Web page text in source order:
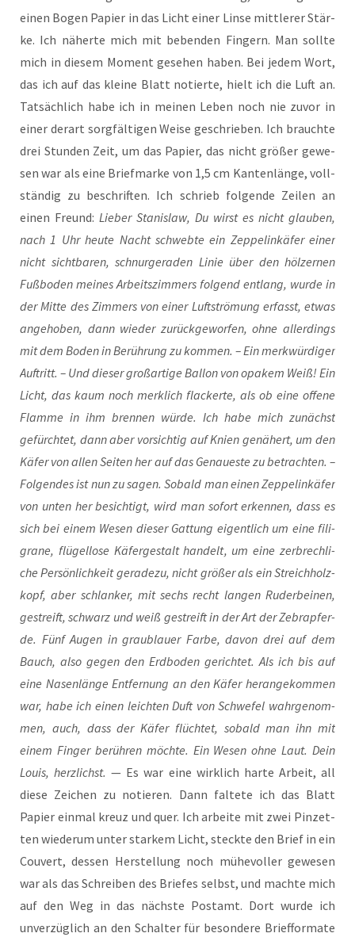
einen Bogen Papier in das Licht einer Lin­se mitt­le­rer Stär­
ke. Ich näher­te mich mit beben­den Fin­gern. Man soll­te
mich in die­sem Moment gese­hen haben. Bei jedem Wort,
das ich auf das klei­ne Blatt notier­te, hielt ich die Luft an.
Tat­säch­lich habe ich in mei­nen Leben noch nie zuvor in
einer der­art sorg­fäl­ti­gen Wei­se geschrie­ben. Ich brauch­te
drei Stun­den Zeit, um das Papier, das nicht grö­ßer gewe­
sen war als eine Brief­mar­ke von 1,5 cm Kan­ten­län­ge, voll­
stän­dig zu beschrif­ten. Ich schrieb fol­gen­de Zei­len an
einen Freund: Lie­ber Sta­nis­law, Du wirst es nicht glau­ben,
nach 1 Uhr heu­te Nacht schweb­te ein Zep­pel­in­kä­fer einer
nicht sicht­ba­ren, schnur­ge­ra­den Linie über den höl­zer­nen
Fuß­bo­den mei­nes Arbeits­zim­mers fol­gend ent­lang, wur­de in
der Mit­te des Zim­mers von einer Luft­strö­mung erfasst, etwas
ange­ho­ben, dann wie­der zurück­ge­wor­fen, ohne aller­dings
mit dem Boden in Berüh­rung zu kom­men. – Ein merk­wür­di­ger
Auf­tritt. – Und die­ser groß­ar­ti­ge Bal­lon von opa­k­em Weiß! Ein
Licht, das kaum noch merk­lich fla­cker­te, als ob eine offe­ne
Flam­me in ihm bren­nen wür­de. Ich habe mich zunächst
gefürch­tet, dann aber vor­sich­tig auf Knien genä­hert, um den
Käfer von allen Sei­ten her auf das Genau­es­te zu betrach­ten. –
Fol­gen­des ist nun zu sagen. Sobald man einen Zep­pel­in­kä­fer
von unten her besich­tigt, wird man sofort erken­nen, dass es
sich bei einem Wesen die­ser Gat­tung eigent­lich um eine fili­
gra­ne, flü­gel­lo­se Käfer­ge­stalt han­delt, um eine zer­brech­li­
che Per­sön­lich­keit gera­de­zu, nicht grö­ßer als ein Streich­holz­
kopf, aber schlan­ker, mit sechs recht lan­gen Ruder­bei­nen,
gestreift, schwarz und weiß gestreift in der Art der Zebra­pfer­
de. Fünf Augen in grau­blau­er Far­be, davon drei auf dem
Bauch, also gegen den Erd­bo­den gerich­tet. Als ich bis auf
eine Nasen­län­ge Ent­fer­nung an den Käfer her­an­ge­kom­men
war, habe ich einen leich­ten Duft von Schwe­fel wahr­ge­nom­
men, auch, dass der Käfer flüch­tet, sobald man ihn mit
einem Fin­ger berüh­ren möch­te. Ein Wesen ohne Laut. Dein
Lou­is, herz­lichst. — Es war eine wirk­lich har­te Arbeit, all
die­se Zei­chen zu notie­ren. Dann fal­te­te ich das Blatt
Papier ein­mal kreuz und quer. Ich arbei­te mit zwei Pin­zet­
ten wie­der­um unter star­kem Licht, steck­te den Brief in ein
Cou­vert, des­sen Her­stel­lung noch mühe­vol­ler gewe­sen
war als das Schrei­ben des Brie­fes selbst, und mach­te mich
auf den Weg in das nächs­te Post­amt. Dort wur­de ich
unver­züg­lich an den Schal­ter für beson­de­re Brief­for­ma­te